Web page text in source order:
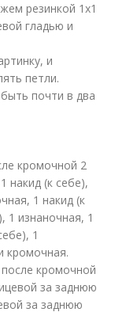
резинкой 1х1
гладью и
и
петли.
почти в два
кромочной 2
накид (к себе),
1 накид (к
1 изнаночная, 1
1
кромочная.
кромочной
за заднюю
за заднюю